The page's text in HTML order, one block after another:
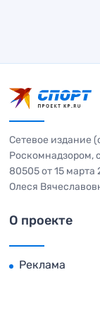
Сетевое издание
Роскомнадзором,
80505 от 15 марта
Олеся
О проекте
Реклама